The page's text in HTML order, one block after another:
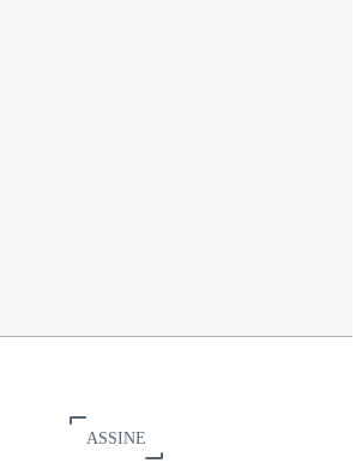
ASSINE